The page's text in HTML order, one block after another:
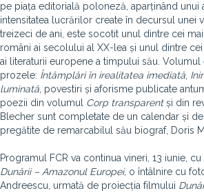
pe piața editorială poloneză, aparținând unui
intensitatea lucrărilor create în decursul unei
treizeci de ani, este socotit unul dintre cei
români ai secolului al XX-lea și unul dintre
ai literaturii europene a timpului său. Volumul
prozele: Întâmplări în irealitatea imediată
luminată , povestiri și aforisme publicate
poezii din volumul Corp transparentși din
Blecher sunt completate de un calendar și
pregătite de remarcabilul său biograf, Doris
Programul FCR va continua vineri, 13 iunie, cu
Dunării – Amazonul Europei, o întâlnire cu
Andreescu, urmată de proiecția filmului